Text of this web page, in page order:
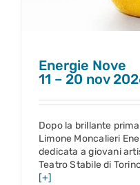
Energie Nove
11 – 20 nov
Dopo la brillante
Limone Moncalieri
dedicata a giovani
Teatro Stabile di
[+]